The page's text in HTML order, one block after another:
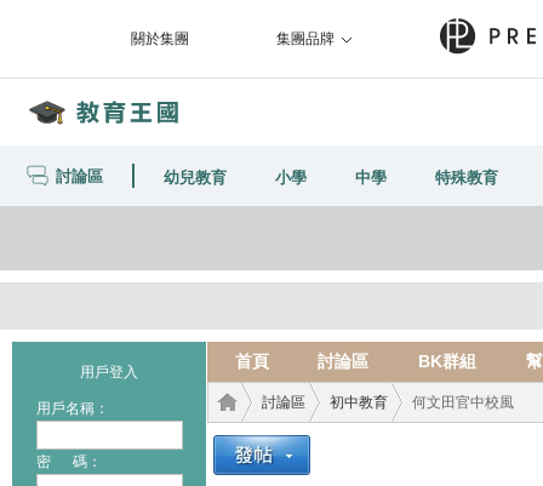
關於集團 集團品牌
討論區 幼兒教育 小學 中學 特殊教育
用戶登入
用戶名稱：
密 碼：
首頁 討論區 BK群組
討論區 初中教育 何文田官中校風